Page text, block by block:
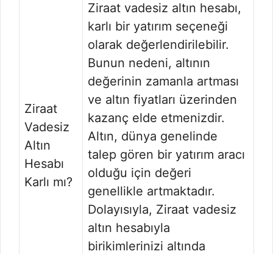
Ziraat
Vadesiz
Altın
Hesabı
Karlı mı?
Ziraat vadesiz altın hesabı,
karlı bir yatırım seçeneği
olarak değerlendirilebilir.
Bunun nedeni, altının
değerinin zamanla artması
ve altın fiyatları üzerinden
kazanç elde etmenizdir.
Altın, dünya genelinde
talep gören bir yatırım aracı
olduğu için değeri
genellikle artmaktadır.
Dolayısıyla, Ziraat vadesiz
altın hesabıyla
birikimlerinizi altında